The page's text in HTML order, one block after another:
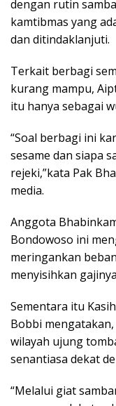
dengan rutin
kamtibmas yang
dan ditindaklanjuti.
Terkait berbagi
kurang mampu,
itu hanya sebagai
“Soal berbagi ini
sesame dan siapa
rejeki,”kata Pak
media.
Anggota
Bondowoso ini
meringankan
menyisihkan
Sementara itu
Bobbi
wilayah ujung
senantiasa dekat
“Melalui giat